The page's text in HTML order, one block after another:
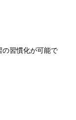
の習慣化が可能で